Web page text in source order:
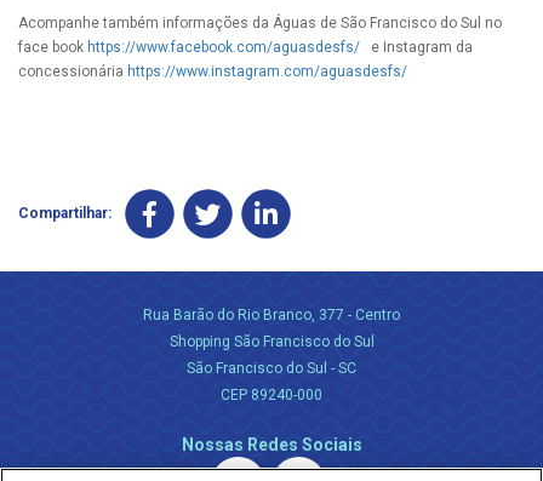
Acompanhe também informações da Águas de São Francisco do Sul no
face book https://www.facebook.com/aguasdesfs/ e Instagram da
concessionária https://www.instagram.com/aguasdesfs/
Compartilhar:
Rua Barão do Rio Branco, 377 - Centro
Shopping São Francisco do Sul
São Francisco do Sul - SC
CEP 89240-000
Nossas Redes Sociais